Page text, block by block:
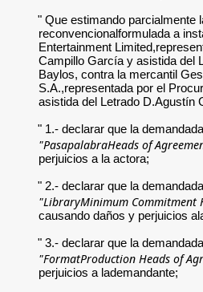
" Que estimando parcialmente
reconvencionalformulada a
Entertainment
Campillo García y asistida del
Baylos, contra la mercantil
S.A.,representada por el
asistida del Letrado D.Agustín
" 1.- declarar que la
"PasapalabraHeads of
perjuicios a la actora;
" 2.- declarar que la
"LibraryMinimum Commitment
causando daños y perjuicios
" 3.- declarar que la
"FormatProduction Heads of
perjuicios a lademandante;